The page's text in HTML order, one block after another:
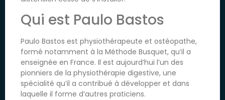
Qui est Paulo Bastos
Paulo Bastos est physiothérapeute et ostéopathe,
formé notamment à la Méthode Busquet, qu’il a
enseignée en France. Il est aujourd’hui l’un des
pionniers de la physiothérapie digestive, une
spécialité qu’il a contribué à développer et dans
laquelle il forme d’autres praticiens.